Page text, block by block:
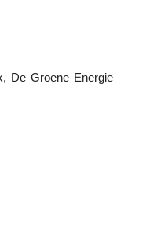
De Groene Energie